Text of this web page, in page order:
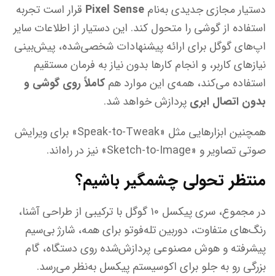
دستیار مجازی جدیدی به‌نام Pixel Sense قرار است تجربه
استفاده از گوشی را متحول کند. این دستیار از اطلاعات سایر
اپ‌های گوگل برای ارائه پیشنهادات شخصی‌شده، پیش‌بینی
نیازهای کاربر، و انجام کارها بدون نیاز به فرمان مستقیم
استفاده می‌کند، همه‌ی این موارد هم کاملاً روی گوشی و
بدون اتصال ابری پردازش خواهد شد.
همچنین ابزارهایی مثل «Speak-to-Tweak» برای ویرایش
صوتی تصاویر و «Sketch-to-Image» نیز در راه‌اند.
منتظر تحولی چشمگیر باشیم؟
در مجموع، سری پیکسل ۱۰ گوگل با ترکیبی از طراحی آشنا،
رنگ‌های متفاوت، دوربین تله‌فوتو برای همه، شارژ بی‌سیم
پیشرفته و هوش مصنوعی پردازش‌شده روی دستگاه، گام
بزرگی رو به جلو برای اکوسیستم پیکسل به‌نظر می‌رسد.